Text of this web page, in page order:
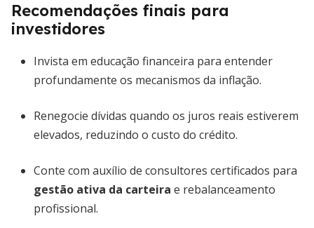
Recomendações finais para
investidores
Invista em educação financeira para entender
profundamente os mecanismos da inflação.
Renegocie dívidas quando os juros reais estiverem
elevados, reduzindo o custo do crédito.
Conte com auxílio de consultores certificados para
gestão ativa da carteira e rebalanceamento
profissional.